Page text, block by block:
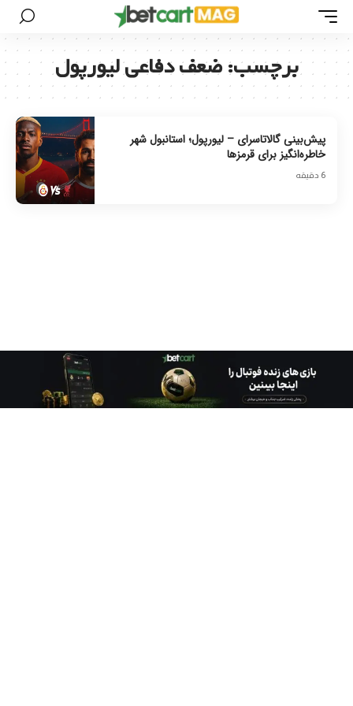
برچسب:ضعف دفاعی لیورپول
پیش‌بینی گالاتاسرای – لیورپول؛ استانبول شهر
خاطره‌انگیز برای قرمزها
6 دقیقه